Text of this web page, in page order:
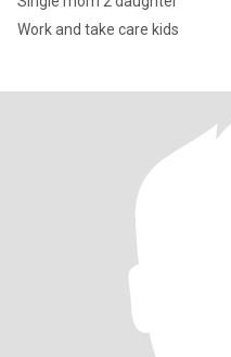
Work and take care kids